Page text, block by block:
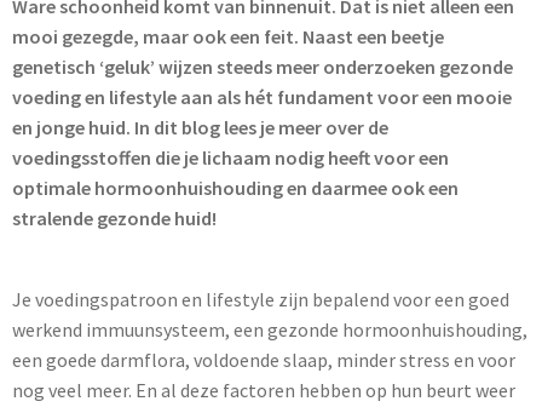
Ware schoonheid komt van binnenuit. Dat is niet alleen een
mooi gezegde, maar ook een feit. Naast een beetje
genetisch ‘geluk’ wijzen steeds meer onderzoeken gezonde
voeding en lifestyle aan als hét fundament voor een mooie
en jonge huid. In dit blog lees je meer over de
voedingsstoffen die je lichaam nodig heeft voor een
optimale hormoonhuishouding en daarmee ook een
stralende gezonde huid!
Je voedingspatroon en lifestyle zijn bepalend voor een goed
werkend immuunsysteem, een gezonde hormoonhuishouding,
een goede darmflora, voldoende slaap, minder stress en voor
nog veel meer. En al deze factoren hebben op hun beurt weer